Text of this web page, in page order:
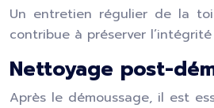
Un entretien régulier de la
contribue à préserver
Nettoyage post-
Après le démoussage, il est